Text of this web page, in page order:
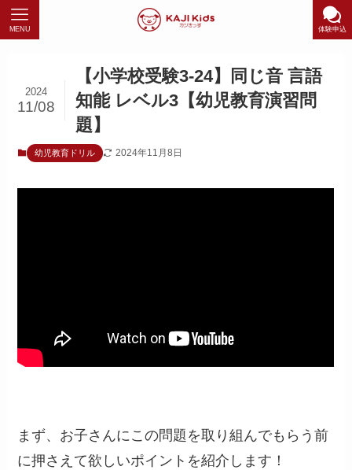
体験申込
MENU
【小学校受験3-24】同じ音 言語
知能 レベル3【幼児教育演習問
題】
2024
11/08
幼児教育ドリル 2024年11月8日
まず、お子さんにこの問題を取り組んでもらう前
に押さえて欲しいポイントを紹介します！